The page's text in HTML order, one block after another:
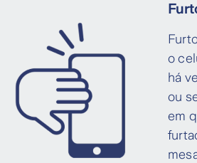
o
há
ou
em